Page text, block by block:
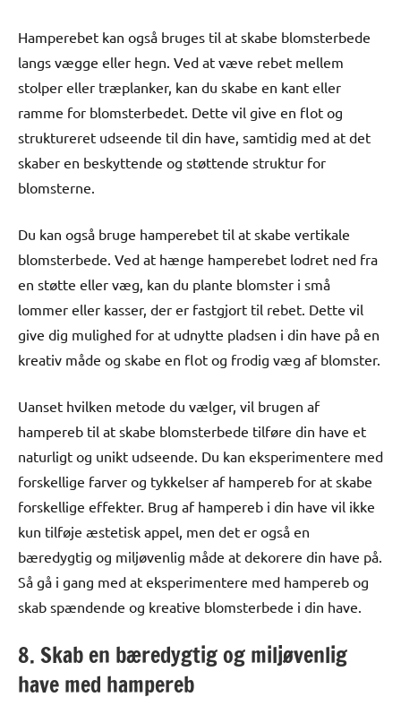
Hamperebet kan også bruges til at skabe blomsterbede
langs vægge eller hegn. Ved at væve rebet mellem
stolper eller træplanker, kan du skabe en kant eller
ramme for blomsterbedet. Dette vil give en flot og
struktureret udseende til din have, samtidig med at det
skaber en beskyttende og støttende struktur for
blomsterne.
Du kan også bruge hamperebet til at skabe vertikale
blomsterbede. Ved at hænge hamperebet lodret ned fra
en støtte eller væg, kan du plante blomster i små
lommer eller kasser, der er fastgjort til rebet. Dette vil
give dig mulighed for at udnytte pladsen i din have på en
kreativ måde og skabe en flot og frodig væg af blomster.
Uanset hvilken metode du vælger, vil brugen af
hampereb til at skabe blomsterbede tilføre din have et
naturligt og unikt udseende. Du kan eksperimentere med
forskellige farver og tykkelser af hampereb for at skabe
forskellige effekter. Brug af hampereb i din have vil ikke
kun tilføje æstetisk appel, men det er også en
bæredygtig og miljøvenlig måde at dekorere din have på.
Så gå i gang med at eksperimentere med hampereb og
skab spændende og kreative blomsterbede i din have.
8. Skab en bæredygtig og miljøvenlig
have med hampereb